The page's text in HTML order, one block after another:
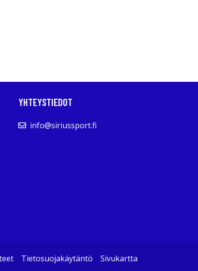
YHTEYSTIEDOT
info@siriussport.fi
Tietosuojakäytäntö Sivukartta